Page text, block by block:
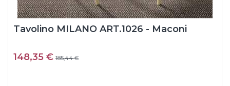
Tavolino MILANO ART.1026 - Maconi
148,35 € 185,44 €